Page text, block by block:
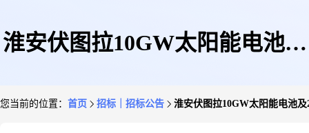
淮安伏图拉10GW太阳能电池及
您当前的位置： 首页 招标｜招标公告 淮安伏图拉10GW太阳能电池